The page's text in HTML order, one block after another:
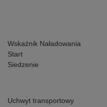
Wskaźnik Naładowania
Start
Siedzenie
Uchwyt transportowy